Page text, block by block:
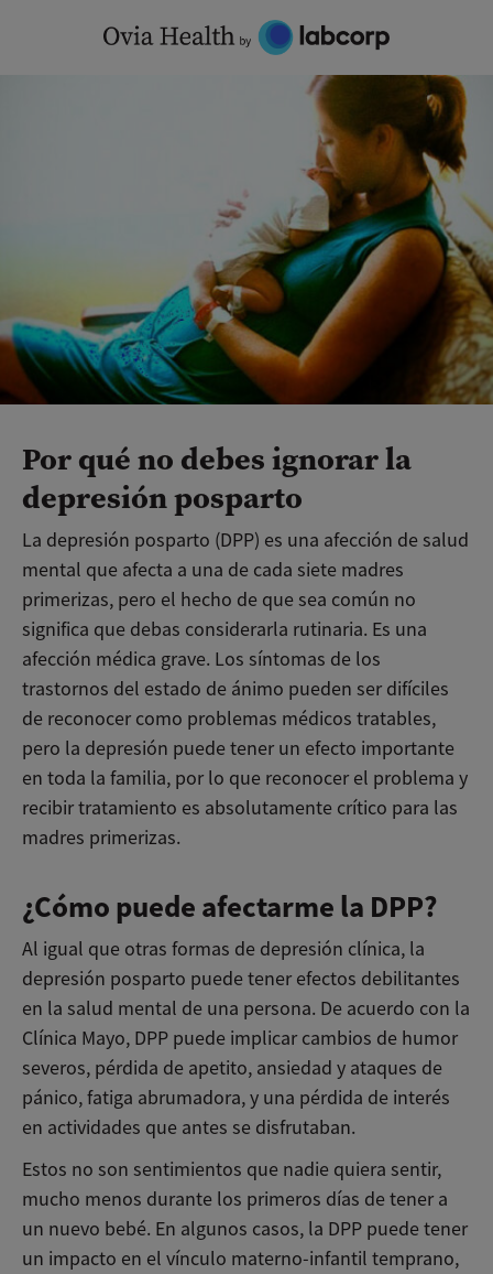
Por qué no debes ignorar la
depresión posparto
La depresión posparto (DPP) es una afección de salud
mental que afecta a una de cada siete madres
primerizas, pero el hecho de que sea común no
significa que debas considerarla rutinaria. Es una
afección médica grave. Los síntomas de los
trastornos del estado de ánimo pueden ser difíciles
de reconocer como problemas médicos tratables,
pero la depresión puede tener un efecto importante
en toda la familia, por lo que reconocer el problema y
recibir tratamiento es absolutamente crítico para las
madres primerizas.
¿Cómo puede afectarme la DPP?
Al igual que otras formas de depresión clínica, la
depresión posparto puede tener efectos debilitantes
en la salud mental de una persona. De acuerdo con la
Clínica Mayo, DPP puede implicar cambios de humor
severos, pérdida de apetito, ansiedad y ataques de
pánico, fatiga abrumadora, y una pérdida de interés
en actividades que antes se disfrutaban.
Estos no son sentimientos que nadie quiera sentir,
mucho menos durante los primeros días de tener a
un nuevo bebé. En algunos casos, la DPP puede tener
un impacto en el vínculo materno-infantil temprano,